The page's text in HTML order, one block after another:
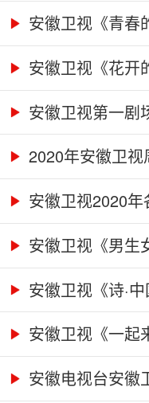
安徽卫视《青春
作...安徽卫视《花开
安徽卫视第一剧
2020年安徽卫
安徽卫视2020
安徽卫视《男生
安徽卫视《诗·
安徽卫视《一起
安徽电视台安徽